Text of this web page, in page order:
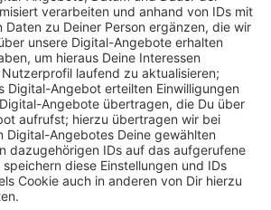
benötigen Ihre
um den YouTube
Service zu laden!
einen Service eines
um Videoinhalte